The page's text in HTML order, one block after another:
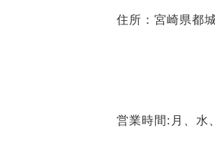
住所：宮崎県都
営業時間: 月、水